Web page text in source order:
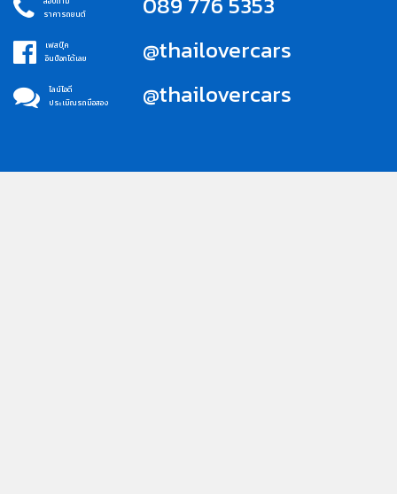
ราคารถยนต์
เฟสบุ๊ค
อินบ็อกได้เลย
@thailovercars
ไลน์ไอดี
ประเมิณรถมือสอง
@thailovercars